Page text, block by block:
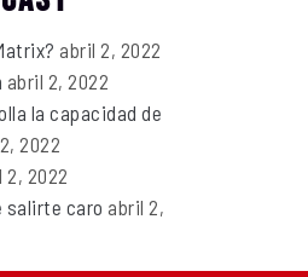
abril 2, 2022
abril 2, 2022
la capacidad de
2022
2, 2022
salirte caro abril 2,